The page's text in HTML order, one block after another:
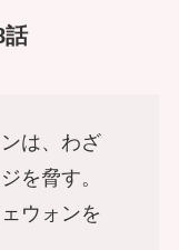
話
は、わざ
を脅す。
ウォンを